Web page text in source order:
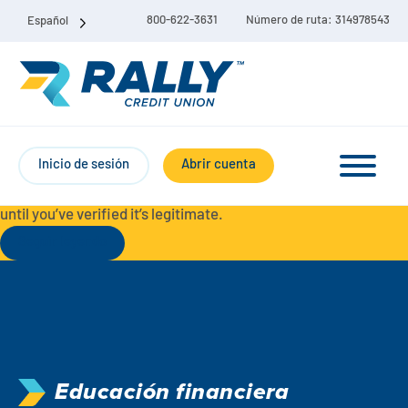
Español 800-622-3631 Número de ruta: 314978543
Inicio de sesión Abrir cuenta
Cuenta corriente Liberty
Ahorro
contact Rally Credit Union using our official phone numbers. If
you receive a letter, email, text message, or other
until you’ve verified it’s legitimate.
Educación financiera